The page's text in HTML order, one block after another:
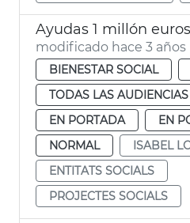
modificado hace 3 años
BIENESTAR SOCIAL
TODAS LAS AUDIENCIAS
EN PORTADA
EN
NORMAL
ISABEL
ENTITATS SOCIALS
PROJECTES SOCIALS